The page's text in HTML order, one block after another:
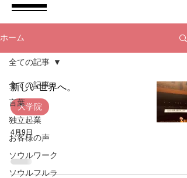
ホーム
全ての記事
言葉
独立起業
お客様の声
ソウルワーク
ソウルフルラ
全ての記事
新しい世界へ。
大学院
4月9日